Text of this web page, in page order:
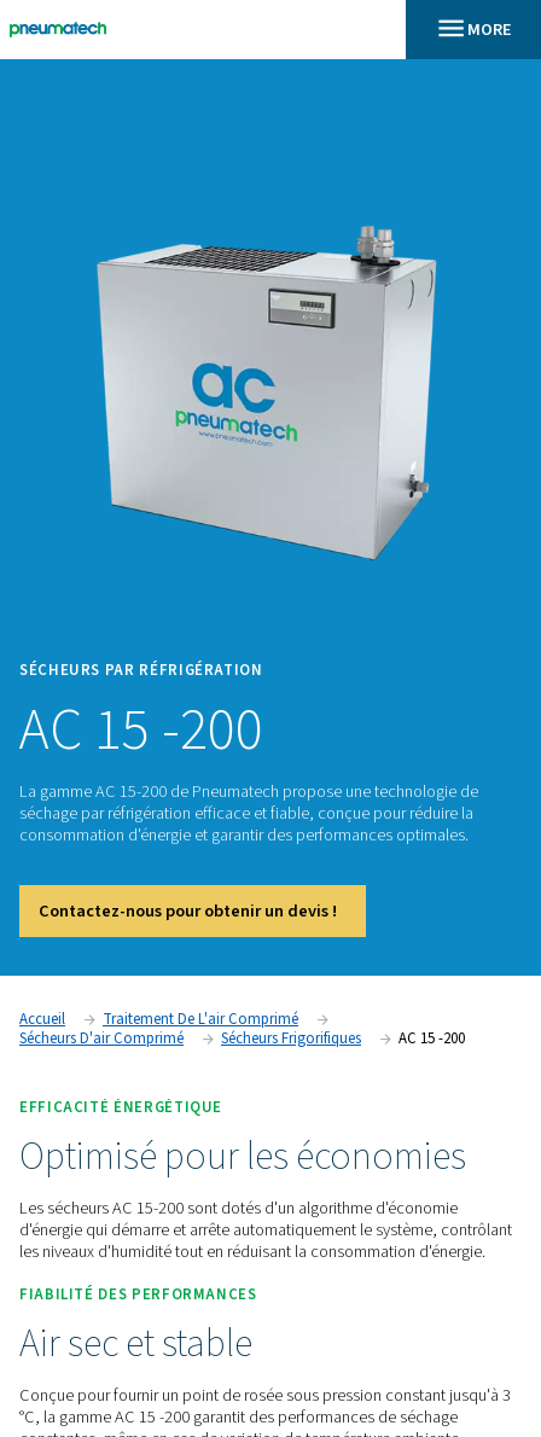
SÉCHEURS PAR RÉFRIGÉRATION
AC 15 -200
séchage par réfrigération efficace et fiable, conçue pour
consommation d'énergie et garantir des performances
Contactez-nous pour obtenir un devis !
Sécheurs D'air Comprimé
EFFICACITÉ ÉNERGÉTIQUE